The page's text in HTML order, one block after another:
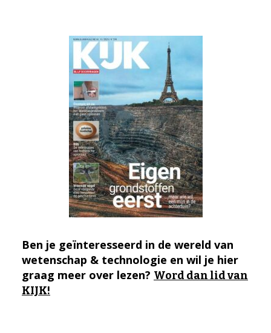
Ben je geïnteresseerd in de wereld van
wetenschap & technologie en wil je hier
graag meer over lezen? Word dan lid van
KIJK!